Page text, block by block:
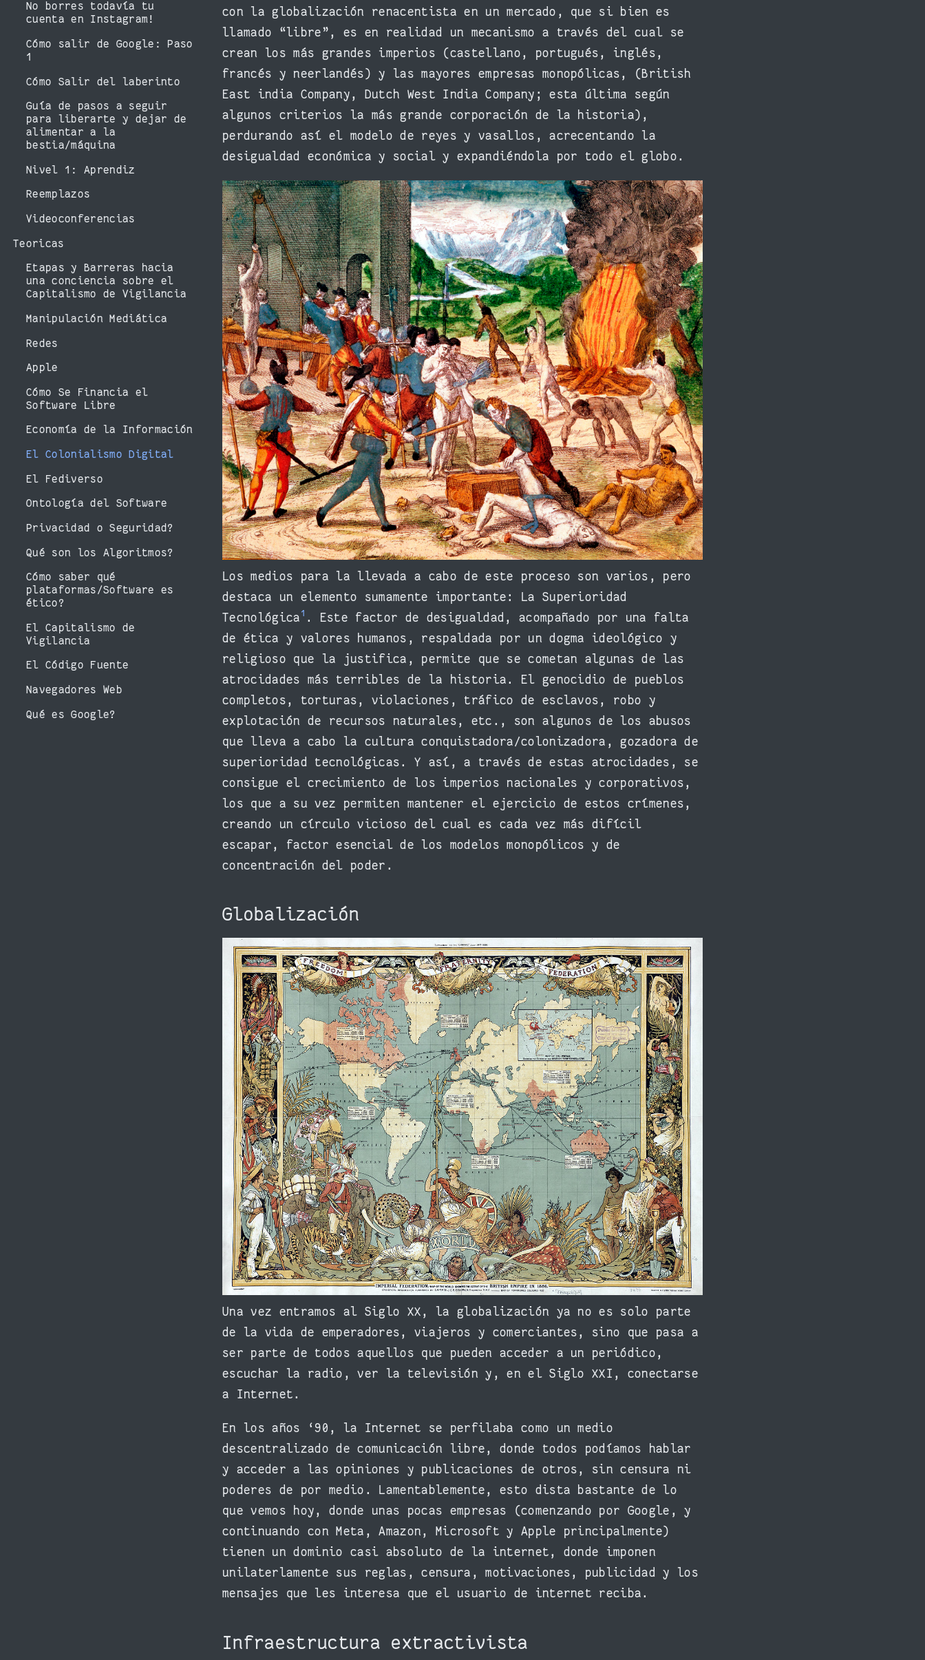
No borres todavía tu
cuenta en Instagram!
Cómo salir de Google: Paso
1
Cómo Salir del laberinto
Guía de pasos a seguir
para liberarte y dejar de
alimentar a la
bestia/máquina
Nivel 1: Aprendiz
Reemplazos
Videoconferencias
Teoricas
Etapas y Barreras hacia
una conciencia sobre el
Capitalismo de Vigilancia
Manipulación Mediática
Redes
Apple
Cómo Se Financia el
Software Libre
Economía de la Información
El Colonialismo Digital
El Fediverso
Ontología del Software
Privacidad o Seguridad?
Qué son los Algoritmos?
Cómo saber qué
plataformas/Software es
ético?
El Capitalismo de
Vigilancia
El Código Fuente
Navegadores Web
Qué es Google?
con la globalización renacentista en un mercado, que si bien es
llamado “libre”, es en realidad un mecanismo a través del cual se
crean los más grandes imperios (castellano, portugués, inglés,
francés y neerlandés) y las mayores empresas monopólicas, (British
East india Company, Dutch West India Company; esta última según
algunos criterios la más grande corporación de la historia),
perdurando así el modelo de reyes y vasallos, acrecentando la
desigualdad económica y social y expandiéndola por todo el globo.
Los medios para la llevada a cabo de este proceso son varios, pero
destaca un elemento sumamente importante: La Superioridad
Tecnológica 1 . Este factor de desigualdad, acompañado por una falta
de ética y valores humanos, respaldada por un dogma ideológico y
religioso que la justifica, permite que se cometan algunas de las
atrocidades más terribles de la historia. El genocidio de pueblos
completos, torturas, violaciones, tráfico de esclavos, robo y
explotación de recursos naturales, etc., son algunos de los abusos
que lleva a cabo la cultura conquistadora/colonizadora, gozadora de
superioridad tecnológicas. Y así, a través de estas atrocidades, se
consigue el crecimiento de los imperios nacionales y corporativos,
los que a su vez permiten mantener el ejercicio de estos crímenes,
creando un círculo vicioso del cual es cada vez más difícil
escapar, factor esencial de los modelos monopólicos y de
concentración del poder.
Globalización
Una vez entramos al Siglo XX, la globalización ya no es solo parte
de la vida de emperadores, viajeros y comerciantes, sino que pasa a
ser parte de todos aquellos que pueden acceder a un periódico,
escuchar la radio, ver la televisión y, en el Siglo XXI, conectarse
a Internet.
En los años ‘90, la Internet se perfilaba como un medio
descentralizado de comunicación libre, donde todos podíamos hablar
y acceder a las opiniones y publicaciones de otros, sin censura ni
poderes de por medio. Lamentablemente, esto dista bastante de lo
que vemos hoy, donde unas pocas empresas (comenzando por Google, y
continuando con Meta, Amazon, Microsoft y Apple principalmente)
tienen un dominio casi absoluto de la internet, donde imponen
unilaterlamente sus reglas, censura, motivaciones, publicidad y los
mensajes que les interesa que el usuario de internet reciba.
Infraestructura extractivista